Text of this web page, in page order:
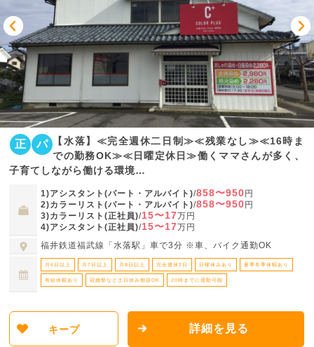
正 パ
【水落】≪完全週休二日制≫≪残業なし≫≪16時ま
での勤務OK≫≪日曜定休日≫働くママさんが多く、
子育てしながら働ける環境…
1)アシスタント(パート・アルバイト)/858〜950 円
2)カラーリスト(パート・アルバイト)/858〜950 円
3)カラーリスト(正社員)/15〜17万円
4)アシスタント(正社員)/15〜17万円
福井鉄道福武線「水落駅」車で3分 ※車、バイク通勤OK
月6日以上 月7日以上 月8日以上 完全週休2日 日曜休みあり 夏季冬季休暇あり
有給休暇あり 冠婚祭など土日休み相談OK 20時までに退勤可能
キープ 詳細を見る